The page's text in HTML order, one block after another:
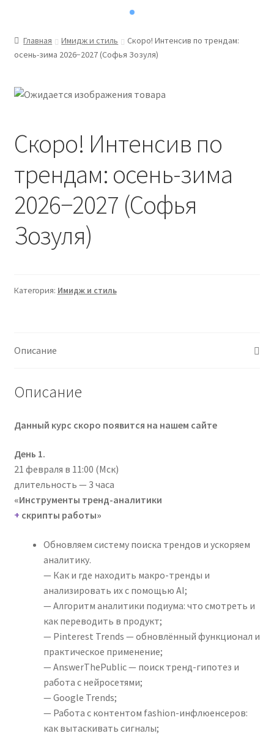
Главная Имидж и стиль
Скоро! Интенсив по трендам:
осень-зима 2026−2027‌ (Софья Зозуля)
Скоро! Интенсив по
трендам: осень-зима
2026−2027‌ (Софья
Зозуля)
Категория: Имидж и стиль
Описание
Описание
Данный курс скоро появится на нашем сайте
День 1. ‌
21 февраля в 11:00 (Мск)
д‌лительность — 3 часа
«Инструменты тренд-аналитики
+ скрипты работы» ‌‌‌
Обновляем систему поиска трендов и ускоряем
аналитику.
— Как и где находить макро-тренды и
анализировать их с помощью AI;
— Алгоритм аналитики подиума: что смотреть и
как переводить в продукт;
— Pinterest Trends — обновлённый функционал и
практическое применение;
— AnswerThePublic — поиск тренд-гипотез и
работа с нейросетями;
— Google Trends;
— Работа с контентом fashion-инфлюенсеров:
как вытаскивать сигналы;